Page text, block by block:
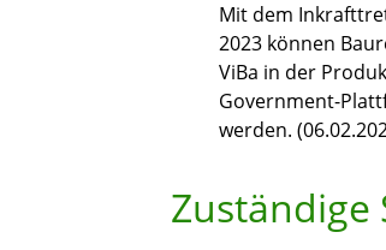
Mit dem
2023 können
ViBa in der
Government-
werden.
Zuständige